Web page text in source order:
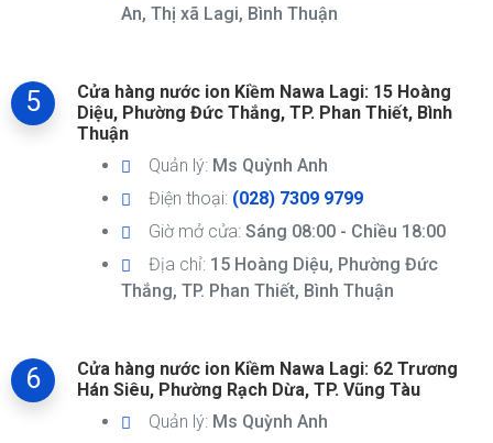
An, Thị xã Lagi, Bình Thuận
5
Cửa hàng nước ion Kiềm Nawa Lagi: 15 Hoàng
Diệu, Phường Đức Thắng, TP. Phan Thiết, Bình
Thuận
Quản lý: Ms Quỳnh Anh
Điện thoại: (028) 7309 9799
Giờ mở cửa: Sáng 08:00 - Chiều 18:00
Địa chỉ: 15 Hoàng Diệu, Phường Đức
Thắng, TP. Phan Thiết, Bình Thuận
6
Cửa hàng nước ion Kiềm Nawa Lagi: 62 Trương
Hán Siêu, Phường Rạch Dừa, TP. Vũng Tàu
Quản lý: Ms Quỳnh Anh